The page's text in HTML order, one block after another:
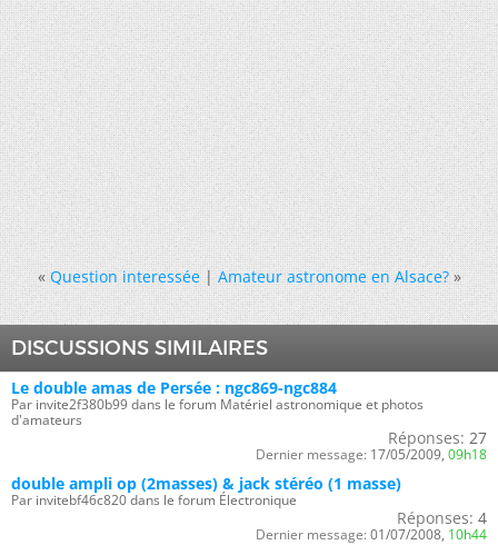
« Question interessée|Amateur astronome en Alsace? »
DISCUSSIONS SIMILAIRES
Le double amas de Persée : ngc869-ngc884
Par invite2f380b99 dans le forum Matériel astronomique et photos
d'amateurs
Réponses: 27
Dernier message: 17/05/2009, 09h18
double ampli op (2masses) & jack stéréo (1 masse)
Par invitebf46c820 dans le forum Électronique
Réponses: 4
Dernier message: 01/07/2008, 10h44